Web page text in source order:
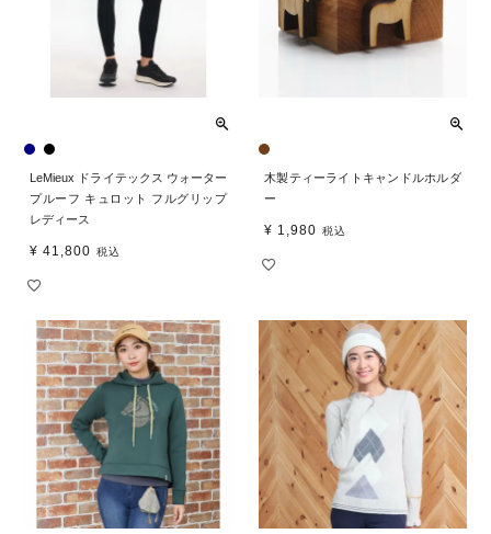
LeMieux ドライテックス ウォーター
プルーフ キュロット フルグリップ
レディース
¥ 41,800 税込
木製ティーライトキャンドルホルダ
ー
¥ 1,980 税込